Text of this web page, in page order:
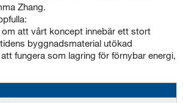
Zhang.
att vårt koncept innebär ett stort
byggnadsmaterial utökad
fungera som lagring för förnybar energi,